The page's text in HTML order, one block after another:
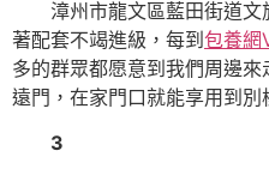
漳州市龍文區藍田街道
著配套不竭進級，每到包養網
多的群眾都愿意到我們周邊
遠門，在家門口就能享用到別
3